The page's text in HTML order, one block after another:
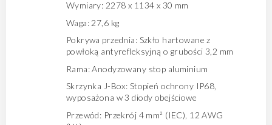
Wymiary: 2278 x 1134 x 30 mm
Waga: 27,6 kg
Pokrywa przednia: Szkło hartowane z
powłoką antyrefleksyjną o grubości 3,2 mm
Rama: Anodyzowany stop aluminium
Skrzynka J-Box: Stopień ochrony IP68,
wyposażona w 3 diody obejściowe
Przewód: Przekrój 4 mm² (IEC), 12 AWG